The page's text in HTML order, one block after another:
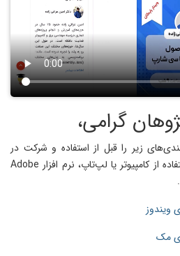
گرامی،
زیر را قبل از استفاده و شرکت در
وبینار نصب کنید. در صورت استفاده از کامپیوتر یا لپ‌تاپ، نرم افزار Adobe
ویندوز
مک